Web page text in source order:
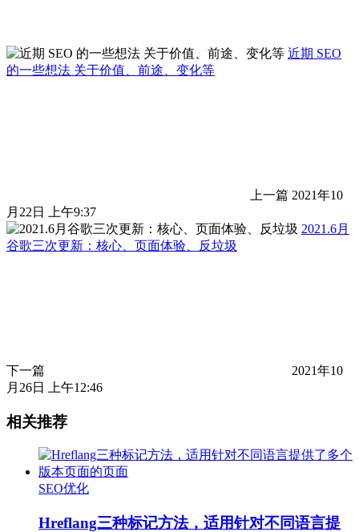
近期 SEO
的一些想法 关于价值、前途、变化等
上一篇 2021年10
月22日 上午9:37
2021.6月
谷歌三次更新：核心、页面体验、反垃圾
下一篇
2021年10
月26日 上午12:46
相关推荐
SEO优化
Hreflang三种标记方法，适用针对不同语言提